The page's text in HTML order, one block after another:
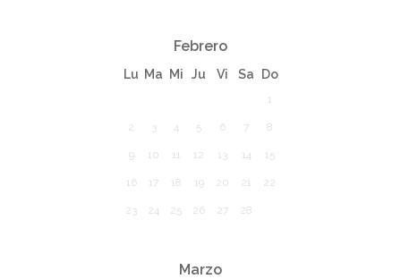
Febrero
Lu Ma Mi Ju Vi Sa Do
1
2 3 4 5 6 7 8
9 10 11 12 13 14 15
16 17 18 19 20 21 22
23 24 25 26 27 28
Marzo